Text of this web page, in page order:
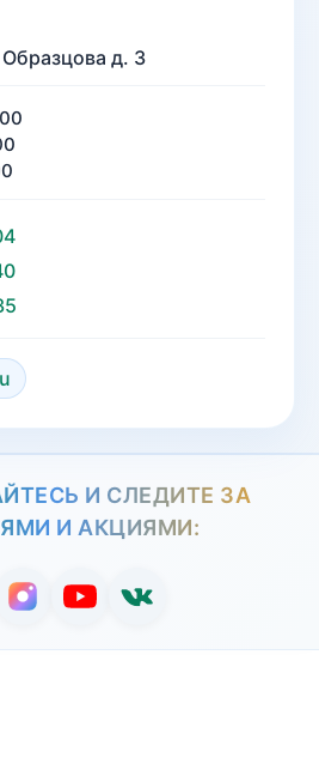
д. 3
И СЛЕДИТЕ ЗА
И АКЦИЯМИ: